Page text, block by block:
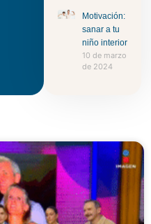
Motivación:
sanar a tu
niño interior
10 de marzo
de 2024